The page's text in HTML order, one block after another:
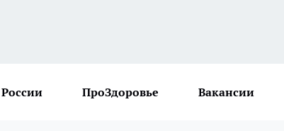
ПроЗдоровье Вакансии